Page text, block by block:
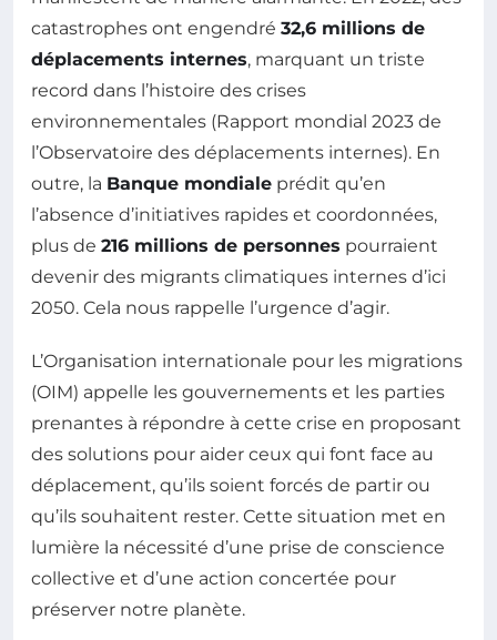
catastrophes ont engendré 32,6 millions de
déplacements internes, marquant un triste
record dans l’histoire des crises
environnementales (Rapport mondial 2023 de
l’Observatoire des déplacements internes). En
outre, la Banque mondiale prédit qu’en
l’absence d’initiatives rapides et coordonnées,
plus de 216 millions de personnes pourraient
devenir des migrants climatiques internes d’ici
2050. Cela nous rappelle l’urgence d’agir.
L’Organisation internationale pour les migrations
(OIM) appelle les gouvernements et les parties
prenantes à répondre à cette crise en proposant
des solutions pour aider ceux qui font face au
déplacement, qu’ils soient forcés de partir ou
qu’ils souhaitent rester. Cette situation met en
lumière la nécessité d’une prise de conscience
collective et d’une action concertée pour
préserver notre planète.